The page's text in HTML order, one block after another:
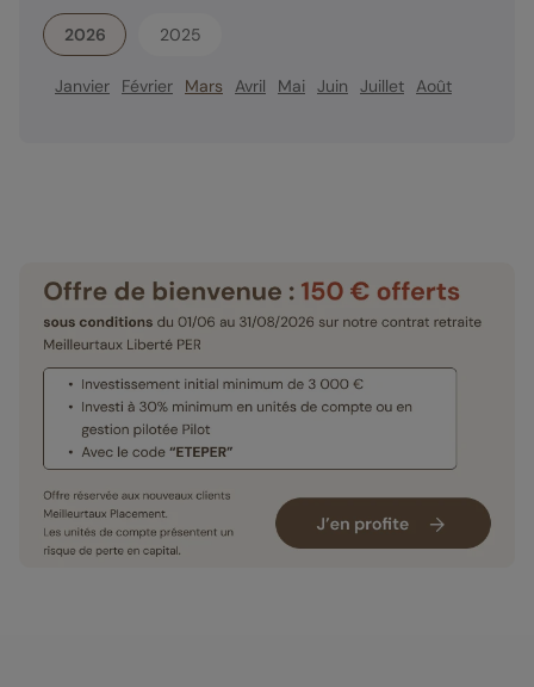
2026 2025
Janvier Février Mars Avril Mai Juin Juillet Août